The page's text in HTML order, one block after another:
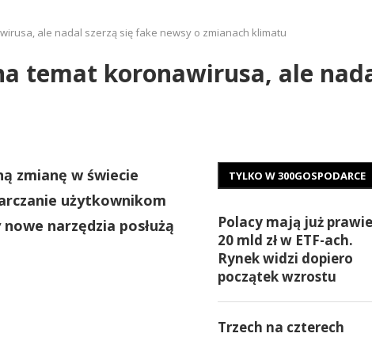
ale nadal szerzą się fake newsy o zmianach klimatu
temat koronawirusa, ale
zmianę w świecie
użytkownikom
narzędzia posłużą
TYLKO W 300GOSPODARCE
Polacy mają już prawie
20 mld zł w ETF-ach.
Rynek widzi dopiero
początek wzrostu
Trzech na czterech